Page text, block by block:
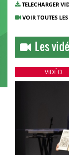
TELECHARGER
VOIR TOUTES
Les
VIDÉO